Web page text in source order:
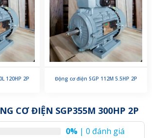
120HP 2P Động cơ điện SGP 112M 5.5HP 2P
CƠ ĐIỆN SGP355M 300HP 2P
0% | 0 đánh giá